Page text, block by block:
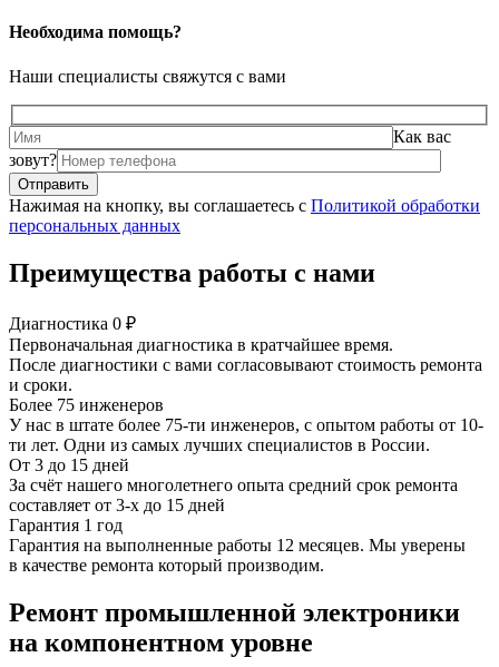
Необходима помощь?
Наши специалисты свяжутся с вами
Как вас
зовут?
Нажимая на кнопку, вы соглашаетесь с Политикой обработки
персональных данных
Преимущества работы с нами
Диагностика 0 ₽
Первоначальная диагностика в кратчайшее время.
После диагностики с вами согласовывают стоимость ремонта
и сроки.
Более 75 инженеров
У нас в штате более 75-ти инженеров, с опытом работы от 10-
ти лет. Одни из самых лучших специалистов в России.
От 3 до 15 дней
За счёт нашего многолетнего опыта средний срок ремонта
составляет от 3-х до 15 дней
Гарантия 1 год
Гарантия на выполненные работы 12 месяцев. Мы уверены
в качестве ремонта который производим.
Ремонт промышленной электроники
на компонентном уровне